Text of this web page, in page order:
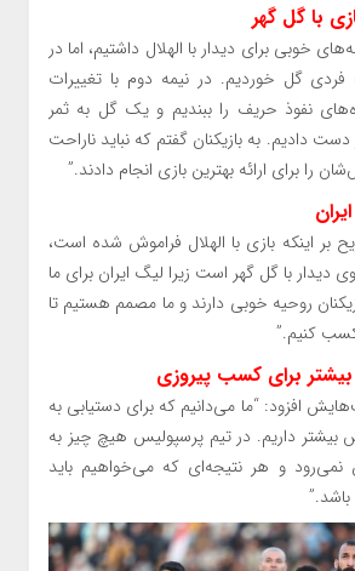
با گل گهر
خوبی برای دیدار با الهلال داشتیم، اما در
فردی گل خوردیم. در نیمه دوم با تغییرات
نفوذ حریف را ببندیم و یک گل به ثمر
دست دادیم. به بازیکنان گفتم که نباید ناراحت
را برای ارائه بهترین بازی انجام دادند.”
بر اینکه بازی با الهلال فراموش شده است،
دیدار با گل گهر است زیرا لیگ ایران برای ما
روحیه خوبی دارند و ما مصمم هستیم تا
کسب کنیم.”
برای کسب پیروزی
افزود: “ما می‌دانیم که برای دستیابی به
بیشتر داریم. در تیم پرسپولیس هیچ چیز به
و هر نتیجه‌ای که می‌خواهیم باید